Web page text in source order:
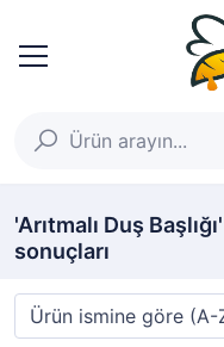
'Arıtmalı Duş
sonuçları